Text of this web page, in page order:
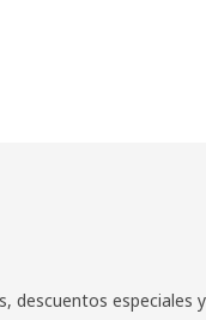
descuentos especiales y